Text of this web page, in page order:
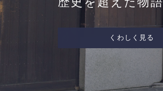
くわしく見る